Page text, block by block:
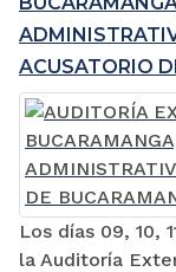
ACUSATORIO
Los días 09, 10,
la Auditoría